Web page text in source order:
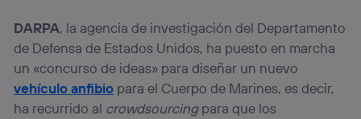
DARPA, la agencia de investigación del Departamento
de Defensa de Estados Unidos, ha puesto en marcha
un «concurso de ideas» para diseñar un nuevo
vehículo anfibio para el Cuerpo de Marines, es decir,
ha recurrido al crowdsourcingpara que los